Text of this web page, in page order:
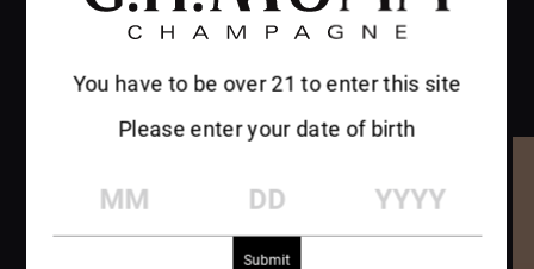
mesure d’accueillir un déjeuner d’affaires,
séminaires.
You have to be over 21 to enter this site
Please enter your date of birth